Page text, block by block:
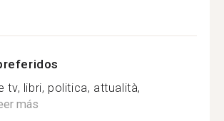
tv, libri, politica, attualità,
más